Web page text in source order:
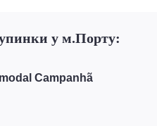
у м.Порту:
Campanhã